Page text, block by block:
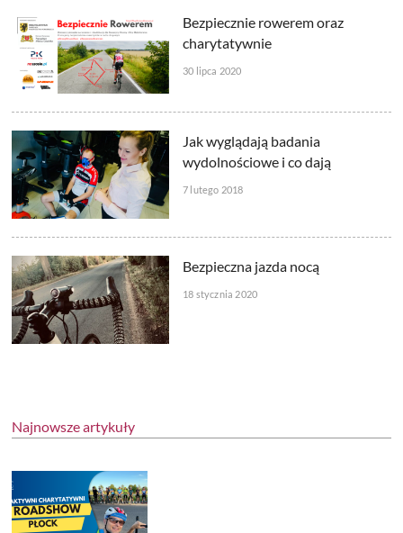
Bezpiecznie rowerem oraz
charytatywnie
30 lipca 2020
Jak wyglądają badania
wydolnościowe i co dają
7 lutego 2018
Bezpieczna jazda nocą
18 stycznia 2020
Najnowsze artykuły